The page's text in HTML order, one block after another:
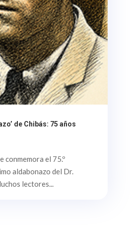
de Chibás: 75 años
conmemora el 75.º
aldabonazo del Dr.
lectores...